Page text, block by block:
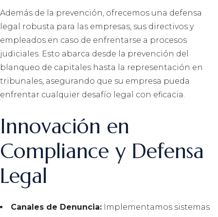
Además de la prevención, ofrecemos una defensa
legal robusta para las empresas, sus directivos y
empleados en caso de enfrentarse a procesos
judiciales. Esto abarca desde la prevención del
blanqueo de capitales hasta la representación en
tribunales, asegurando que su empresa pueda
enfrentar cualquier desafío legal con eficacia.
Innovación en
Compliance y Defensa
Legal
Canales de Denuncia: Implementamos sistemas